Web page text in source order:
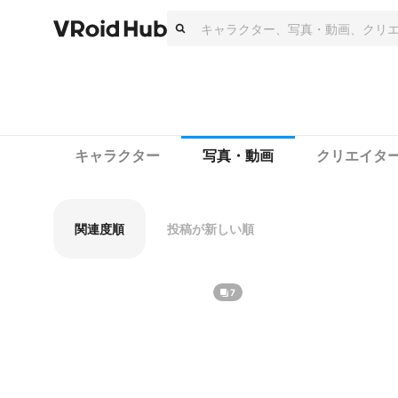
キャラクター 写真・動画 クリエイタ
関連度順 投稿が新しい順
7